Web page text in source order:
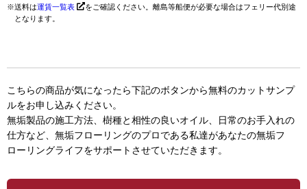
送料は運賃一覧表
をご確認ください。離島等船便が必要な場合はフェリー代別途
となります。
こちらの商品が気になったら下記のボタンから無料のカットサンプ
ルをお申し込みください。
無垢製品の施工方法、樹種と相性の良いオイル、日常のお手入れの
仕方など、無垢フローリングのプロである私達があなたの無垢フ
ローリングライフをサポートさせていただきます。